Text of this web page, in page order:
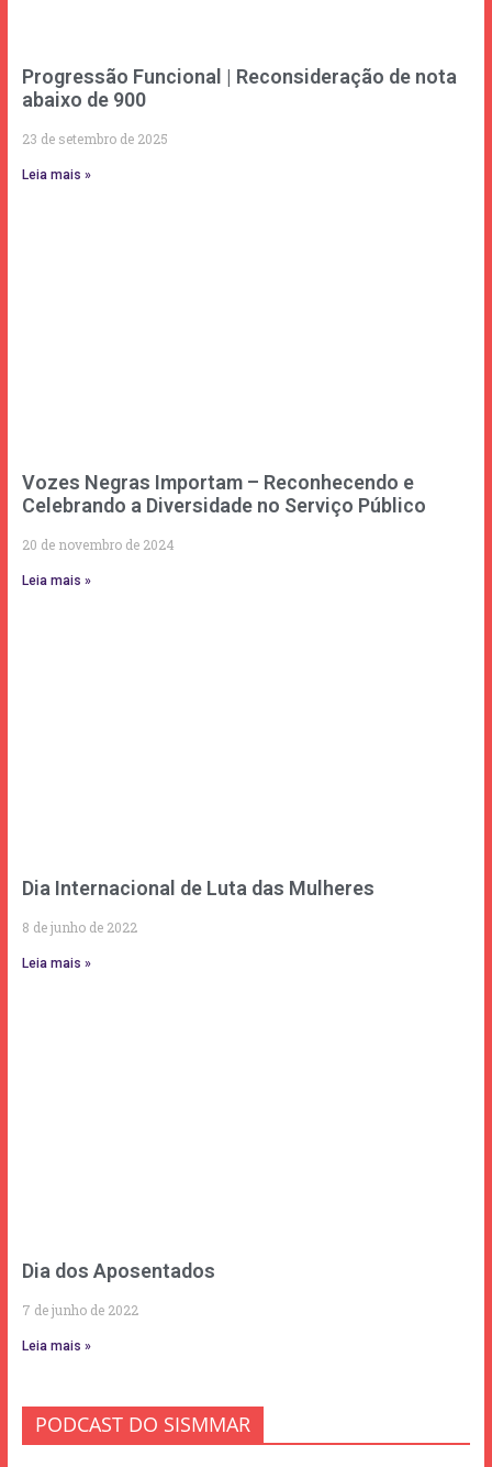
Progressão Funcional | Reconsideração de nota
abaixo de 900
23 de setembro de 2025
Leia mais »
Vozes Negras Importam – Reconhecendo e
Celebrando a Diversidade no Serviço Público
20 de novembro de 2024
Leia mais »
Dia Internacional de Luta das Mulheres
8 de junho de 2022
Leia mais »
Dia dos Aposentados
7 de junho de 2022
Leia mais »
PODCAST DO SISMMAR